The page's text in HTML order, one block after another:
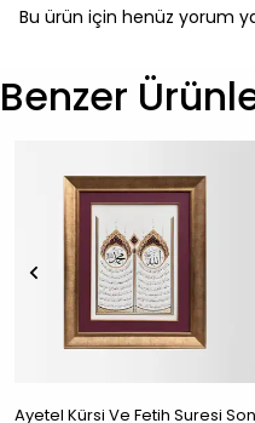
Bu ürün için henüz yorum
Benzer
Ayetel Kürsi Ve Fetih Suresi Son